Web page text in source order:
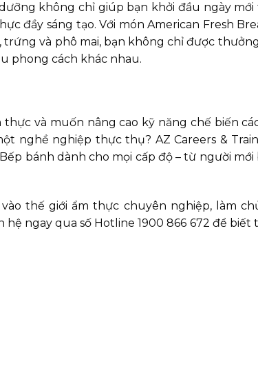
không chỉ giúp bạn khởi đầu ngày
đầy sáng tạo. Với món American Fresh
trứng và phô mai, bạn không chỉ được
phong cách khác nhau.
và muốn nâng cao kỹ năng chế biến
nghề nghiệp thực thụ? AZ Careers &
bánh dành cho mọi cấp độ – từ người
thế giới ẩm thực chuyên nghiệp, làm
ngay qua số Hotline 1900 866 672 để